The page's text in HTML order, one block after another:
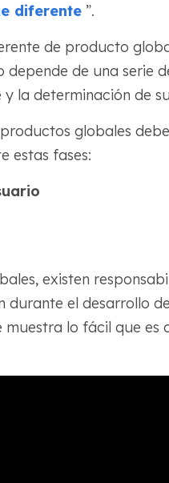
diferente”.
de producto
de una serie
la determinación de
globales
estas fases:
existen
el desarrollo
lo fácil que es